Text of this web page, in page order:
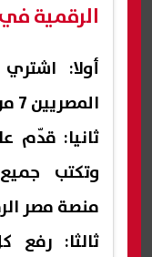
الرقمية
أولا:
المصريين 7 من على منصة مصر الرقمية.
ثانيا: قدّم
وتكتب
منصة مصر
ثالثا: رفع